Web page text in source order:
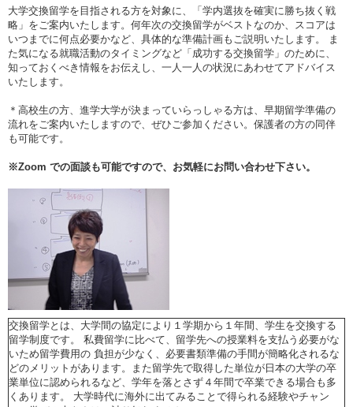
大学交換留学を目指される方を対象に、「学内選抜を確実に勝ち抜く戦
略」をご案内いたします。何年次の交換留学がベストなのか、スコアは
いつまでに何点必要かなど、具体的な準備計画もご説明いたします。 ま
た気になる就職活動のタイミングなど「成功する交換留学」のために、
知っておくべき情報をお伝えし、一人一人の状況にあわせてアドバイス
いたします。
＊高校生の方、進学大学が決まっていらっしゃる方は、早期留学準備の
流れをご案内いたしますので、ぜひご参加ください。保護者の方の同伴
も可能です。
※Zoom での面談も可能ですので、お気軽にお問い合わせ下さい。
交換留学とは、大学間の協定により１学期から１年間、学生を交換する
留学制度です。 私費留学に比べて、留学先への授業料を支払う必要がな
いため留学費用の 負担が少なく、必要書類準備の手間が簡略化されるな
どのメリットがあります。また留学先で取得した単位が日本の大学の卒
業単位に認められるなど、学年を落とさず４年間で卒業できる場合も多
くあります。 大学時代に海外に出てみることで得られる経験やチャン